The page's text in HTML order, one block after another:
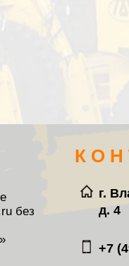
без
К О Н
г.
д. 4
+7